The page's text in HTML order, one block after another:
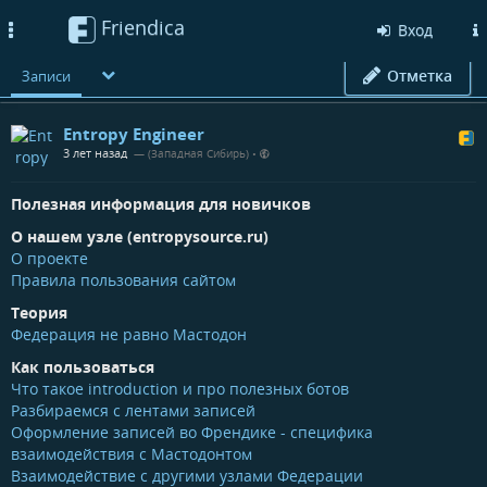
Friendica Вход
Записи Отметка
Entropy Engineer
3 лет назад — (Западная Сибирь) •
Полезная информация для новичков
О нашем узле (entropysource.ru)
О проекте
Правила пользования сайтом
Теория
Федерация не равно Мастодон
Как пользоваться
Что такое introduction и про полезных ботов
Разбираемся с лентами записей
Оформление записей во Френдике - специфика
взаимодействия с Мастодонтом
Взаимодействие с другими узлами Федерации